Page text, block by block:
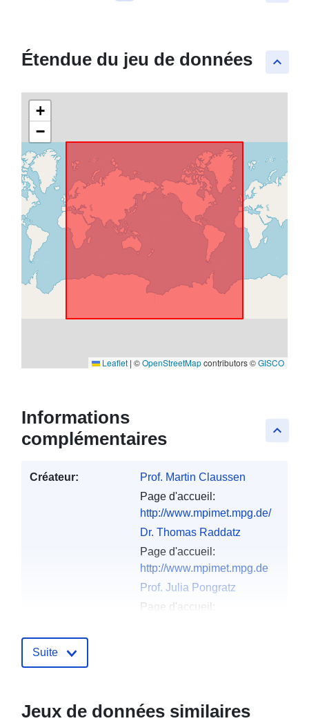
keyboard_arrow_up
Étendue du jeu de données
+
−
Leaflet | ©OpenStreetMapcontributors ©GISCO
keyboard_arrow_up
Informations
complémentaires
Créateur:
Prof. Martin Claussen
Page d'accueil:
http://www.mpimet.mpg.de/
Dr. Thomas Raddatz
Page d'accueil:
http://www.mpimet.mpg.de
Prof. Julia Pongratz
Page d'accueil:
Page d'accueil: http://doi.org/doi:10.1594/WDCC/
Suite
Jeux de données similaires